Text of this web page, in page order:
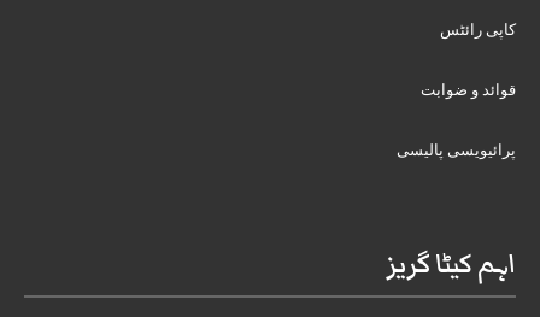
کاپی رائٹس
قوائد و ضوابت
پرائیویسی پالیسی
اہم کیٹا گریز